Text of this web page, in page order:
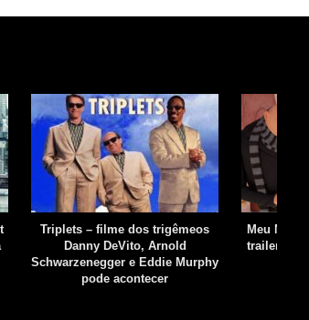
Triplets – filme dos trigêmeos
Danny DeVito, Arnold
Schwarzenegger e Eddie Murphy
pode acontecer
Meu
trailer